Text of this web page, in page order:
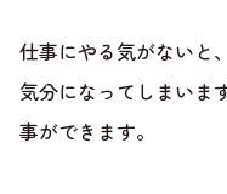
仕事にやる気がないと
気分になってしまいま
事ができます。